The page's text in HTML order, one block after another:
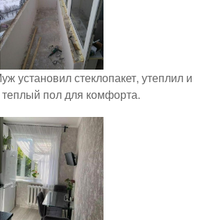
установил стеклопакет, утеплил и
пол для комфорта.